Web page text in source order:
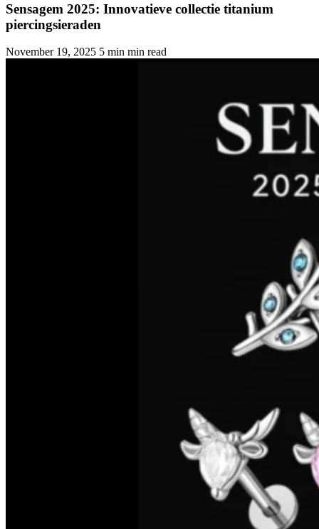
Sensagem 2025: Innovatieve collectie titanium
piercingsieraden
November 19, 2025 5 min min read